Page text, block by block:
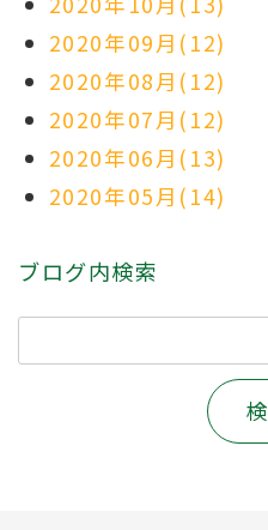
2020年09月(12)
2020年08月(12)
2020年07月(12)
2020年06月(13)
2020年05月(14)
ブログ内検索